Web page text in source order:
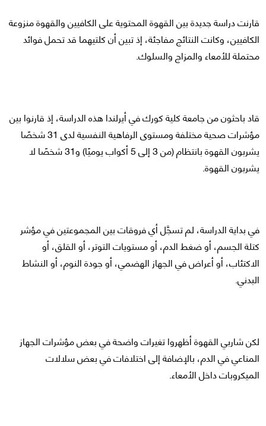
قارنت دراسة جديدة بين القهوة المحتوية على الكافيين والقهوة منزوعة
الكافيين، وكانت النتائج مفاجئة، إذ تبين أن كلتيهما قد تحمل فوائد
محتملة للأمعاء والمزاج والسلوك.
قاد باحثون من جامعة كلية كورك في أيرلندا هذه الدراسة، إذ قارنوا بين
مؤشرات صحية مختلفة ومستوى الرفاهية النفسية لدى 31 شخصًا
يشربون القهوة بانتظام (من 3 إلى 5 أكواب يوميًا) و31 شخصًا لا
يشربون القهوة.
في بداية الدراسة، لم تسجَّل أي فروقات بين المجموعتين في مؤشر
كتلة الجسم، أو ضغط الدم، أو مستويات التوتر، أو القلق، أو
الاكتئاب، أو أعراض في الجهاز الهضمي، أو جودة النوم، أو النشاط
البدني.
لكن شاربي القهوة أظهروا تغيرات واضحة في بعض مؤشرات الجهاز
المناعي في الدم، بالإضافة إلى اختلافات في بعض سلالات
الميكروبات داخل الأمعاء.